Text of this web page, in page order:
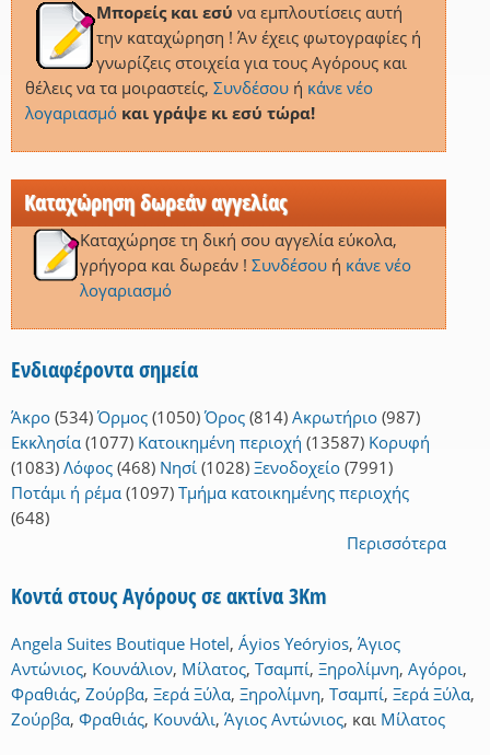
Μπορείς και εσύ να εμπλουτίσεις αυτή
την καταχώρηση ! Άν έχεις φωτογραφίες ή
γνωρίζεις στοιχεία για τους Αγόρους και
θέλεις να τα μοιραστείς, Συνδέσουή κάνε νέο
λογαριασμό και γράψε κι εσύ τώρα!
Καταχώρηση δωρεάν αγγελίας
Καταχώρησε τη δική σου αγγελία εύκολα,
γρήγορα και δωρεάν ! Συνδέσουή κάνε νέο
λογαριασμό
Ενδιαφέροντα σημεία
Άκρο (534) Όρμος (1050) Όρος (814) Ακρωτήριο (987)
Εκκλησία (1077) Κατοικημένη περιοχή (13587) Κορυφή
(1083) Λόφος (468) Νησί (1028) Ξενοδοχείο (7991)
Ποτάμι ή ρέμα (1097) Τμήμα κατοικημένης περιοχής
(648)
Περισσότερα
Κοντά στους Αγόρους σε ακτίνα 3Km
Angela Suites Boutique Hotel, Áyios Yeóryios, Άγιος
Αντώνιος, Κουνάλιον, Μίλατος, Τσαμπί, Ξηρολίμνη, Αγόροι,
Φραθιάς, Ζούρβα, Ξερά Ξύλα, Ξηρολίμνη, Τσαμπί, Ξερά Ξύλα,
Ζούρβα, Φραθιάς, Κουνάλι, Άγιος Αντώνιος, και Μίλατος